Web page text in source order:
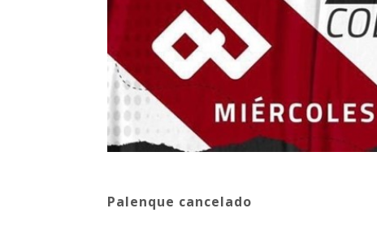
Palenque cancelado